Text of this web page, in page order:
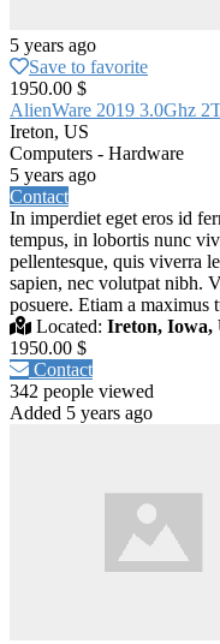
5 years ago
Save to favorite
1950.00 $
AlienWare 2019 3.0Ghz
Ireton, US
Computers - Hardware
5 years ago
Contact
In imperdiet eget eros id
tempus, in lobortis nunc
pellentesque, quis viverra
sapien, nec volutpat nibh.
posuere. Etiam a maximus
Located: Ireton, Iowa,
1950.00 $
Contact
342 people viewed
Added 5 years ago